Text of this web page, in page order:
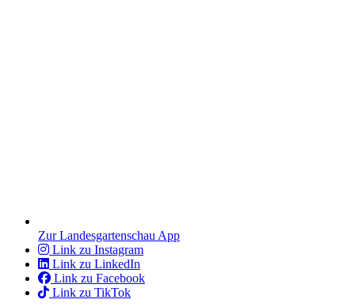
Zur Landesgartenschau App
Link zu Instagram
Link zu LinkedIn
Link zu Facebook
Link zu TikTok